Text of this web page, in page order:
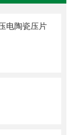
电陶瓷压片